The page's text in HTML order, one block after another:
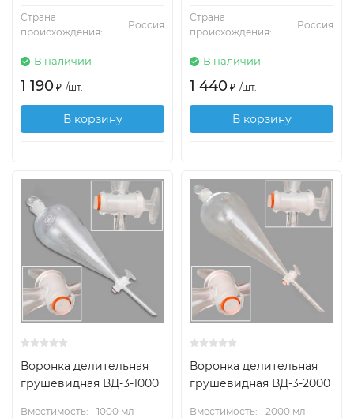
Страна
происхождения:
Россия
В наличии
1 190 ₽ /шт.
В корзину
Страна
происхождения:
Россия
В наличии
1 440 ₽ /шт.
В корзину
Воронка делительная
грушевидная ВД-3-1000
Вместимость:
1000 мл
Воронка делительная
грушевидная ВД-3-2000
Вместимость:
2000 мл